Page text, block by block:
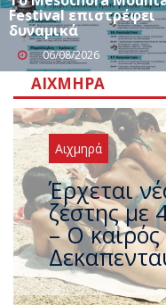
Festival επιστρέφει
δυναμικά
06/08/2026
ΑΙΧΜΗΡΆ
Αιχμηρά
Άφαντος
που η